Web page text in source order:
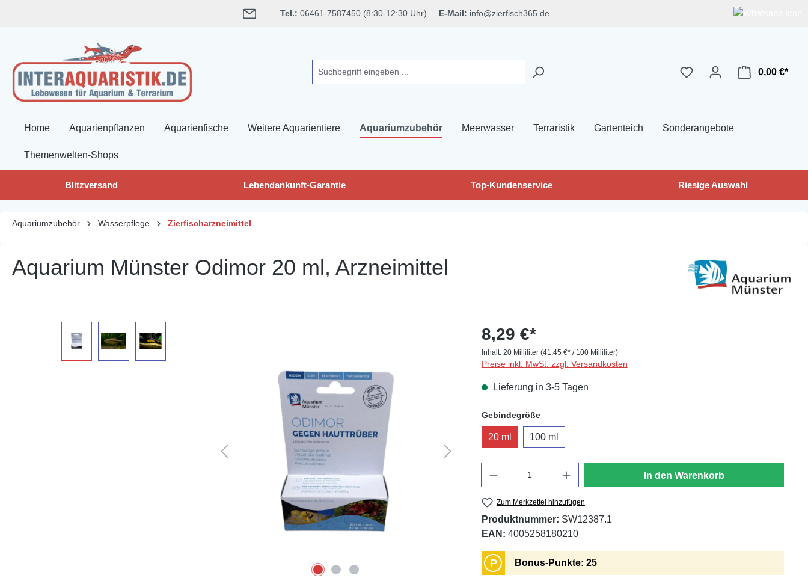
Tel.: 06461-7587450 (8:30-12:30 Uhr) E-Mail: info@zierfisch365.de
0,00 €*
Home Aquarienpflanzen Aquarienfische Weitere Aquarientiere Aquariumzubehör Meerwasser Terraristik Gartenteich Sonderangebote
Themenwelten-Shops
Blitzversand Lebendankunft-Garantie Top-Kundenservice Riesige Auswahl
Aquariumzubehör Wasserpflege Zierfischarzneimittel
Aquarium Münster Odimor 20 ml, Arzneimittel
8,29 €*
Inhalt: 20 Milliliter (41,45 €* / 100 Milliliter)
Preise inkl. MwSt. zzgl. Versandkosten
Lieferung in 3-5 Tagen
Gebindegrößeauswählen
20 ml 100 ml
In den Warenkorb
Zum Merkzettel hinzufügen
Produktnummer: SW12387.1
EAN: 4005258180210
P Bonus-Punkte: 25